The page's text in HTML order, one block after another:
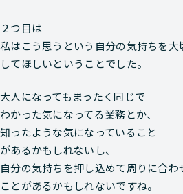
２つ目は
私はこう思うという自分の気持ちを大
してほしいということでした。
大人になってもまったく同じで
わかった気になってる業務とか、
知ったような気になっていること
があるかもしれないし、
自分の気持ちを押し込めて周りに合わ
ことがあるかもしれないですね。